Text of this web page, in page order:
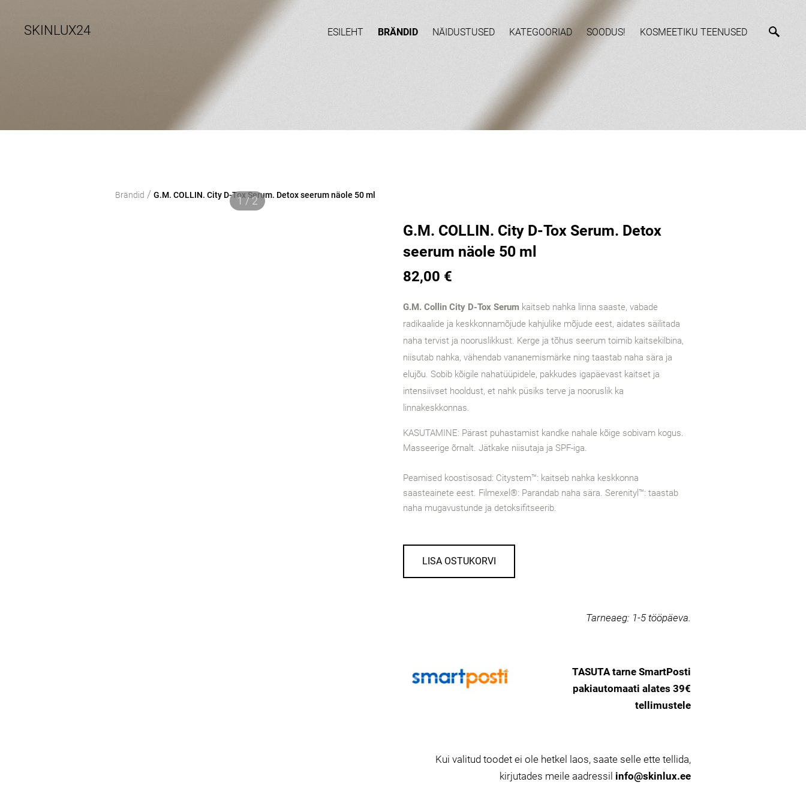
SKINLUX24 ESILEHT BRÄNDID NÄIDUSTUSED KATEGOORIAD SOODUS! KOSMEETIKU TEENUSED
Brändid / G.M. COLLIN. City D-Tox Serum. Detox seerum näole 50 ml
1 / 2
G.M. COLLIN. City D-Tox Serum. Detox
seerum näole 50 ml
82,00 €
G.M. Collin City D-Tox Serum kaitseb nahka linna saaste, vabade
radikaalide ja keskkonnamõjude kahjulike mõjude eest, aidates säilitada
naha tervist ja nooruslikkust. Kerge ja tõhus seerum toimib kaitsekilbina,
niisutab nahka, vähendab vananemismärke ning taastab naha sära ja
elujõu. Sobib kõigile nahatüüpidele, pakkudes igapäevast kaitset ja
intensiivset hooldust, et nahk püsiks terve ja nooruslik ka
linnakeskkonnas.
KASUTAMINE: Pärast puhastamist kandke nahale kõige sobivam kogus.
Masseerige õrnalt. Jätkake niisutaja ja SPF-iga.
Peamised koostisosad: Citystem™: kaitseb nahka keskkonna
saasteainete eest. Filmexel®: Parandab naha sära. Serenityl™: taastab
naha mugavustunde ja detoksifitseerib.
LISA OSTUKORVI
Tarneaeg: 1-5 tööpäeva.
TASUTA tarne SmartPosti
pakiautomaati alates 39€
tellimustele
Kui valitud toodet ei ole hetkel laos, saate selle ette tellida,
kirjutades meile aadressil info@skinlux.ee